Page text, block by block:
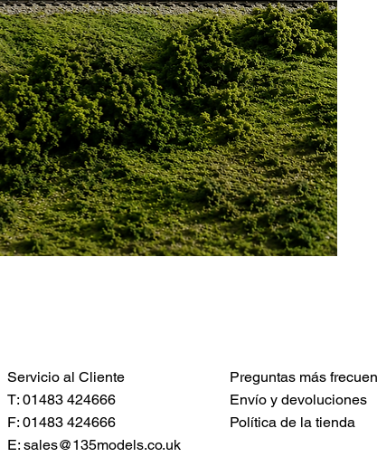
Servicio al Cliente
T: 01483 424666
F: 01483 424666
E: sales@135models.co.uk
Preguntas más
Envío y devoluciones
Política de la tienda